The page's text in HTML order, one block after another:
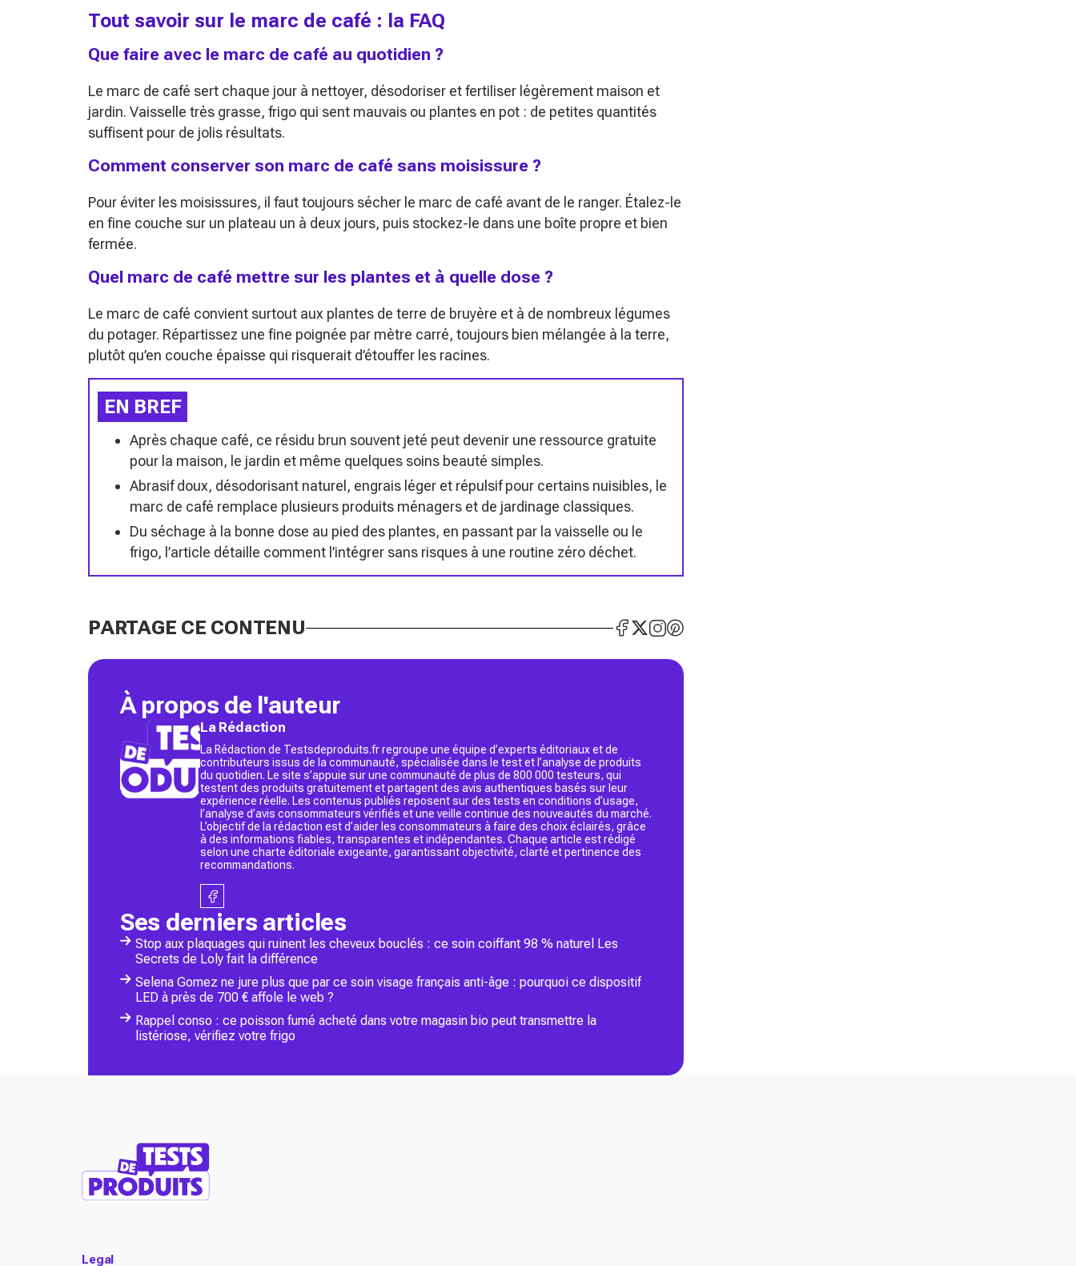
Tout savoir sur le marc de café : la FAQ
Que faire avec le marc de café au quotidien ?
Le marc de café sert chaque jour à nettoyer, désodoriser et fertiliser légèrement maison et
jardin. Vaisselle très grasse, frigo qui sent mauvais ou plantes en pot : de petites quantités
suffisent pour de jolis résultats.
Comment conserver son marc de café sans moisissure ?
Pour éviter les moisissures, il faut toujours sécher le marc de café avant de le ranger. Étalez-le
en fine couche sur un plateau un à deux jours, puis stockez-le dans une boîte propre et bien
fermée.
Quel marc de café mettre sur les plantes et à quelle dose ?
Le marc de café convient surtout aux plantes de terre de bruyère et à de nombreux légumes
du potager. Répartissez une fine poignée par mètre carré, toujours bien mélangée à la terre,
plutôt qu’en couche épaisse qui risquerait d’étouffer les racines.
EN BREF
Après chaque café, ce résidu brun souvent jeté peut devenir une ressource gratuite
pour la maison, le jardin et même quelques soins beauté simples.
Abrasif doux, désodorisant naturel, engrais léger et répulsif pour certains nuisibles, le
marc de café remplace plusieurs produits ménagers et de jardinage classiques.
Du séchage à la bonne dose au pied des plantes, en passant par la vaisselle ou le
frigo, l’article détaille comment l’intégrer sans risques à une routine zéro déchet.
PARTAGE CE CONTENU
À propos de l'auteur
La Rédaction
La Rédaction de Testsdeproduits.fr regroupe une équipe d’experts éditoriaux et de
contributeurs issus de la communauté, spécialisée dans le test et l’analyse de produits
du quotidien. Le site s’appuie sur une communauté de plus de 800 000 testeurs, qui
testent des produits gratuitement et partagent des avis authentiques basés sur leur
expérience réelle. Les contenus publiés reposent sur des tests en conditions d’usage,
l’analyse d’avis consommateurs vérifiés et une veille continue des nouveautés du marché.
L’objectif de la rédaction est d’aider les consommateurs à faire des choix éclairés, grâce
à des informations fiables, transparentes et indépendantes. Chaque article est rédigé
selon une charte éditoriale exigeante, garantissant objectivité, clarté et pertinence des
recommandations.
Ses derniers articles
Stop aux plaquages qui ruinent les cheveux bouclés : ce soin coiffant 98 % naturel Les
Secrets de Loly fait la différence
Selena Gomez ne jure plus que par ce soin visage français anti-âge : pourquoi ce dispositif
LED à près de 700 € affole le web ?
Rappel conso : ce poisson fumé acheté dans votre magasin bio peut transmettre la
listériose, vérifiez votre frigo
Legal